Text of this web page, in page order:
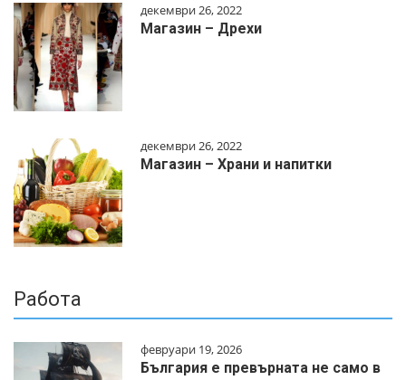
декември 26, 2022
Магазин – Дрехи
декември 26, 2022
Магазин – Храни и напитки
Работа
февруари 19, 2026
България е превърната не само в